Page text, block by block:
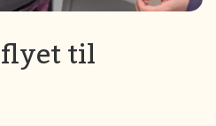
flyet til